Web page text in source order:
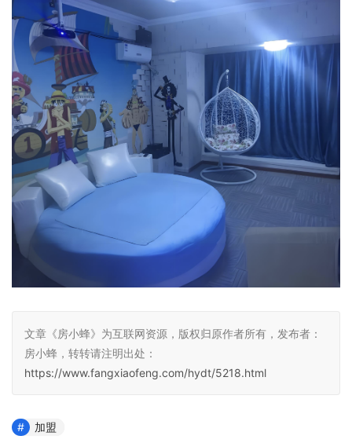
文章《房小蜂》为互联网资源，版权归原作者所有，发布者：
房小蜂，转转请注明出处：
https://www.fangxiaofeng.com/hydt/5218.html
加盟